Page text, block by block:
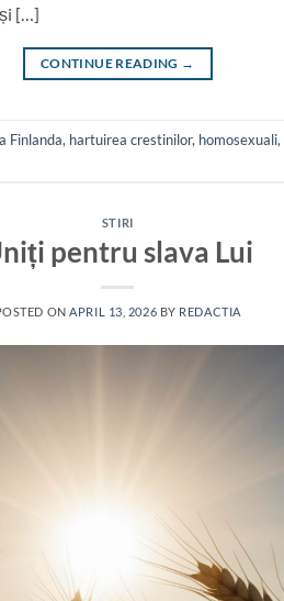
[…]
CONTINUE READING →
Finlanda, hartuirea crestinilor, homosexuali,
STIRI
pentru slava Lui
ONAPRIL 13, 2026 BY REDACTIA